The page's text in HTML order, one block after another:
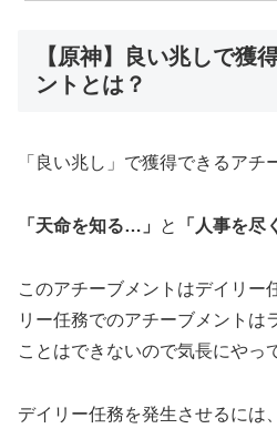
【原神】良い兆しで獲
ントとは？
「良い兆し」で獲得できるアチ
「天命を知る…」 と 「人事を尽
このアチーブメントはデイリー
リー任務でのアチーブメントは
ことはできないので気長にやっ
デイリー任務を発生させるには、